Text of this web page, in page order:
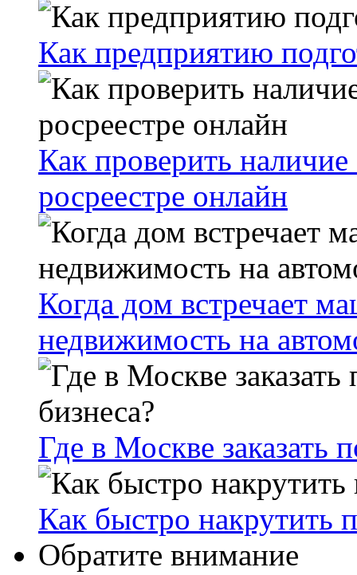
Как предприятию
Как проверить наличие
росреестре онлайн
Когда дом встречает
недвижимость на
Где в Москве заказать
Как быстро накрутить
Обратите внимание